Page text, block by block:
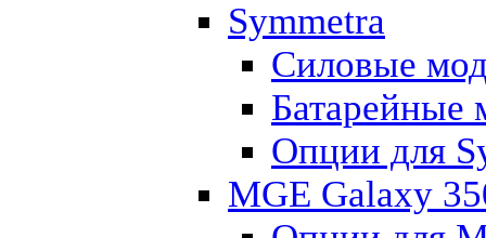
Symmetra
Cиловые
Батарейные
Опции для
MGE Galaxy